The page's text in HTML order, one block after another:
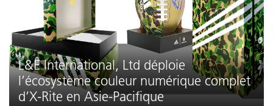
L&E International, Ltd déploie
l’écosystème couleur numérique complet
d’X-Rite en Asie-Pacifique